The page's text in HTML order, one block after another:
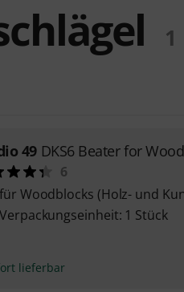
1
49 DKS6 Beater for
6
für Woodblocks (Holz- und
Verpackungseinheit: 1 Stück
lieferbar